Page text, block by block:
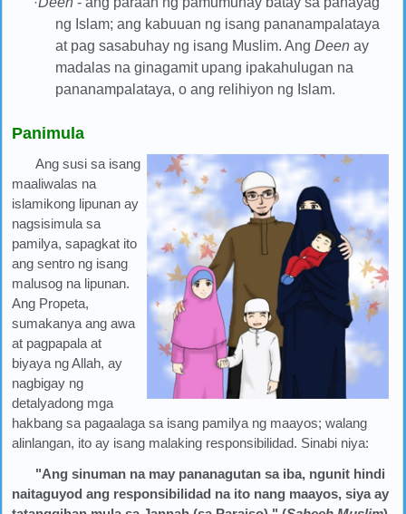
ng Islam; ang kabuuan ng isang pananampalataya
at pag sasabuhay ng isang Muslim. Ang Deen ay
madalas na ginagamit upang ipakahulugan na
pananampalataya, o ang relihiyon ng Islam.
Panimula
Ang susi sa isang
maaliwalas na
islamikong lipunan ay
nagsisimula sa
pamilya, sapagkat ito
ang sentro ng isang
malusog na lipunan.
Ang Propeta,
sumakanya ang awa
at pagpapala at
biyaya ng Allah, ay
nagbigay ng
detalyadong mga
hakbang sa pagaalaga sa isang pamilya ng maayos; walang
alinlangan, ito ay isang malaking responsibilidad. Sinabi niya:
"Ang sinuman na may pananagutan sa iba, ngunit hindi
naitaguyod ang responsibilidad na ito nang maayos, siya ay